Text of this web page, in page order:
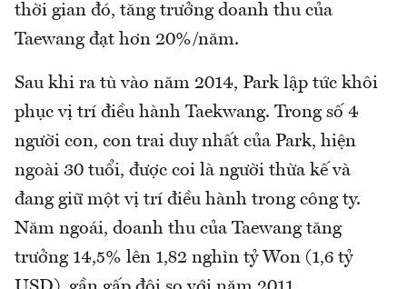
thời gian đó, tăng trưởng doanh thu của
Taewang đạt hơn 20%/năm.
Sau khi ra tù vào năm 2014, Park lập tức khôi
phục vị trí điều hành Taekwang. Trong số 4
người con, con trai duy nhất của Park, hiện
ngoài 30 tuổi, được coi là người thừa kế và
đang giữ một vị trí điều hành trong công ty.
Năm ngoái, doanh thu của Taewang tăng
trưởng 14,5% lên 1,82 nghìn tỷ Won (1,6 tỷ